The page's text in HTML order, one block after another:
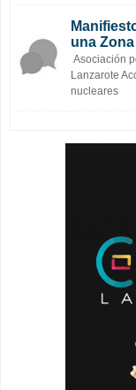
una
Asociación
Lanzarote
nucleares